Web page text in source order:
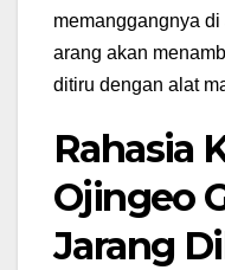
memanggangnya
arang akan
ditiru dengan alat
Rahasia
Ojingeo
Jarang